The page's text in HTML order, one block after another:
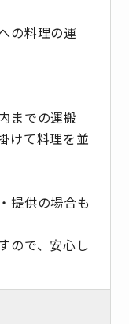
の料理の運
までの運搬
けて料理を並
提供の場合も
ので、安心し